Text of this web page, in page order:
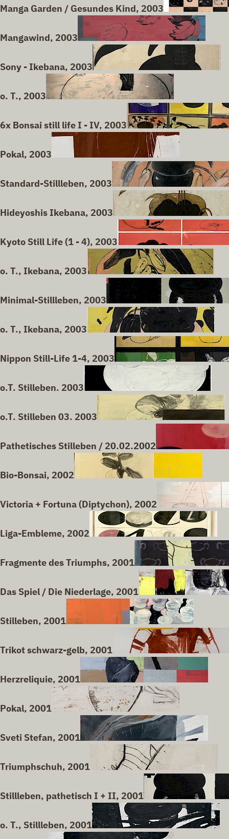
Manga Garden / Gesundes Kind, 2003
Mangawind, 2003
Sony - Ikebana, 2003
o. T., 2003
6x Bonsai still life I - IV, 2003
Pokal, 2003
Standard-Stillleben, 2003
Hideyoshis Ikebana, 2003
Kyoto Still Life (1 - 4), 2003
o. T., Ikebana, 2003
Minimal-Stillleben, 2003
o. T., Ikebana, 2003
Nippon Still-Life 1-4, 2003
o.T. Stilleben. 2003
o.T. Stilleben 03. 2003
Pathetisches Stilleben / 20.02.2002
Bio-Bonsai, 2002
Victoria + Fortuna (Diptychon), 2002
Liga-Embleme, 2002
Fragmente des Triumphs, 2001
Das Spiel / Die Niederlage, 2001
Stilleben, 2001
Trikot schwarz-gelb, 2001
Herzreliquie, 2001
Pokal, 2001
Sveti Stefan, 2001
Triumphschuh, 2001
Stillleben, pathetisch I + II, 2001
o. T., Stillleben, 2001